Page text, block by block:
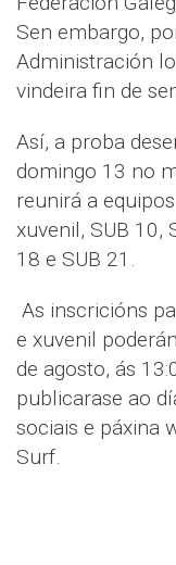
Sen embargo,
Administración
vindeira fin de
Así, a proba
domingo 13 no
reunirá a
xuvenil, SUB 10,
18 e SUB 21.
As inscricións
e xuvenil
de agosto, ás
publicarase ao
sociais e páxina
Surf.